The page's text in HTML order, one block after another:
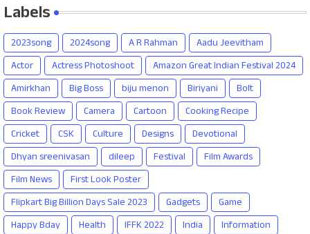
Labels
2023song 2024song A R Rahman
Aadu Jeevitham
Actor
Actress Photoshoot
Amazon Great Indian Festival 2024
Amirkhan
Big Boss biju menon Biriyani
Bolt
Book Review
Camera Cartoon
Cooking Recipe
Cricket
CSK Culture Designs
Devotional
Dhyan sreenivasan
dileep Festival
Film Awards
Film News
First Look Poster
Flipkart Big Billion Days Sale 2023
Gadgets
Game
Happy Bday
Health IFFK 2022 India
Information